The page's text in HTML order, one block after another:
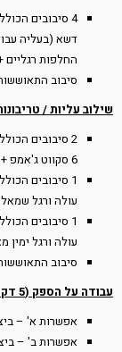
4 סיבובים
החלפות
סיבוב
שילוב עליות / טריבונות (10
2 סיבובים
6 סקווט ג'אמפ + 4 מכרעים עם 10 הרמות עקב.
1 סיבובים
עולה ורגל שמאל מצטרפת + 6 סקווט
1 סיבובים
עולה ורגל ימין מצטרפת + 6 סקווט ג'אמפ +
סיבוב
עבודה על הספק (5 דקות):
אפשרות א' –
אפשרות ב' –